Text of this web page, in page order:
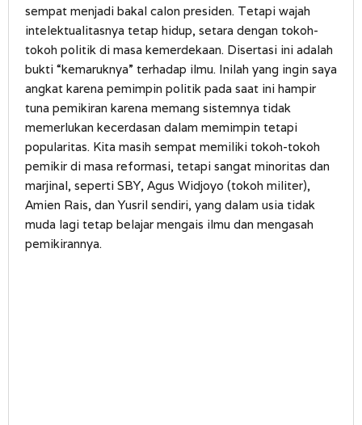
sempat menjadi bakal calon presiden. Tetapi wajah
intelektualitasnya tetap hidup, setara dengan tokoh-
tokoh politik di masa kemerdekaan. Disertasi ini adalah
bukti “kemaruknya” terhadap ilmu. Inilah yang ingin saya
angkat karena pemimpin politik pada saat ini hampir
tuna pemikiran karena memang sistemnya tidak
memerlukan kecerdasan dalam memimpin tetapi
popularitas. Kita masih sempat memiliki tokoh-tokoh
pemikir di masa reformasi, tetapi sangat minoritas dan
marjinal, seperti SBY, Agus Widjoyo (tokoh militer),
Amien Rais, dan Yusril sendiri, yang dalam usia tidak
muda lagi tetap belajar mengais ilmu dan mengasah
pemikirannya.